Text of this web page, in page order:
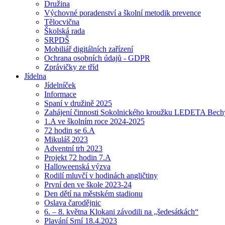
Družina
Výchovné poradenství a školní metodik prevence
Tělocvična
Školská rada
SRPDŠ
Mobiliář digitálních zařízení
Ochrana osobních údajů - GDPR
Zprávičky ze tříd
Jídelna
Jídelníček
Informace
Spaní v družině 2025
Zahájení činnosti Sokolnického kroužku LEDETA
1.A ve školním roce 2024-2025
72 hodin se 6.A
Mikuláš 2023
Adventní trh 2023
Projekt 72 hodin 7.A
Halloweenská výzva
Rodilí mluvčí v hodinách angličtiny
První den ve škole 2023-24
Den dětí na městském stadionu
Oslava čarodějnic
6. – 8. května Klokani závodili na „šedesátkách“
Plavání Srní 18.4.2023